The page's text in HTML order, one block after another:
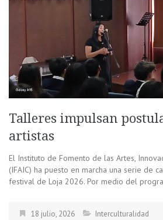
Talleres impulsan
artistas
El Instituto de Fomento de las Artes,
(IFAIC) ha puesto en marcha una serie de
festival de Loja 2026. Por medio del
18 julio, 2026 Interculturalidad